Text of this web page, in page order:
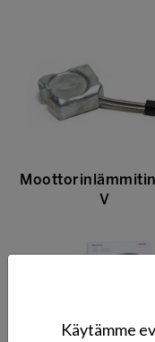
V
Käytämme